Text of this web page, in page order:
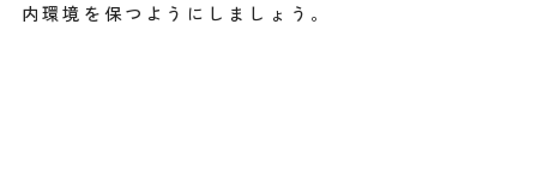
内環境を保つようにしましょう。